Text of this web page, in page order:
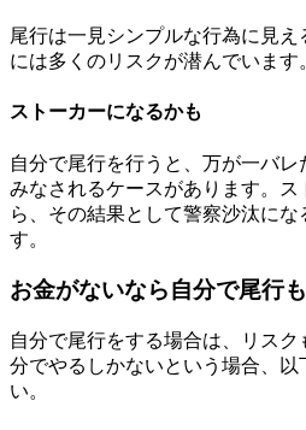
尾行は一見シンプルな行為に見
には多くのリスクが潜んでいます
ストーカーになるかも
自分で尾行を行うと、万が一バ
みなされるケースがあります。
ら、その結果として警察沙汰にな
す。
お金がないなら自分で尾行
自分で尾行をする場合は、リス
分でやるしかないという場合、以
い。